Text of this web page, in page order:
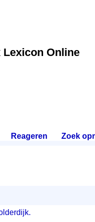
Lexicon Online
Reageren Zoek